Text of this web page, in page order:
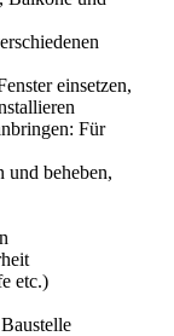
einsetzen,
Für
und beheben,
etc.)